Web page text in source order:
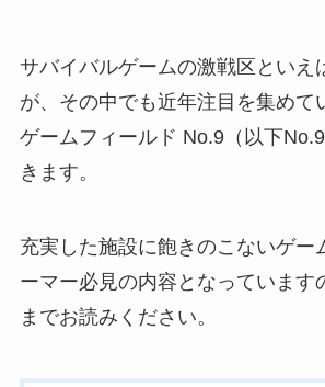
サバイバルゲームの激戦区といえ
が、その中でも近年注目を集めて
ゲームフィールド No.9（以下
きます。
充実した施設に飽きのこないゲー
ーマー必見の内容となっています
までお読みください。